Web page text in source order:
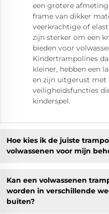
een grotere
frame van dikker
veerkrachtige of
zijn sterker om een
bieden voor
Kindertrampolines
kleiner, hebben een
en zijn uitgerust met
veiligheidsfuncties
kinderspel.
Hoe kies ik de juiste
volwassenen voor mijn
Kan een volwassenen
worden in verschillende
buiten?